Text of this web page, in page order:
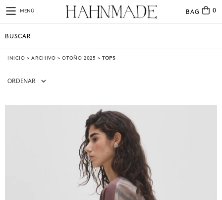
MENÚ BAG 0
INICIO > ARCHIVO > OTOÑO 2025 > TOPS
ORDENAR